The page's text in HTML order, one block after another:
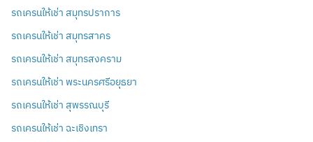
รถเครนให้เช่า สมุทรปราการ
รถเครนให้เช่า สมุทรสาคร
รถเครนให้เช่า สมุทรสงคราม
รถเครนให้เช่า พระนครศรีอยุธยา
รถเครนให้เช่า สุพรรณบุรี
รถเครนให้เช่า ฉะเชิงเทรา